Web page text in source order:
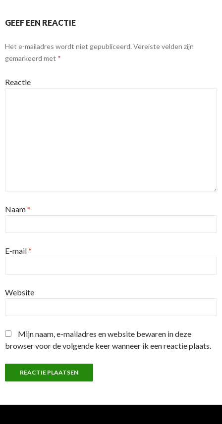
GEEF EEN REACTIE
Het e-mailadres wordt niet gepubliceerd. Vereiste velden zijn
gemarkeerd met *
Reactie
Naam*
E-mail*
Website
Mijn naam, e-mailadres en website bewaren in deze
browser voor de volgende keer wanneer ik een reactie plaats.